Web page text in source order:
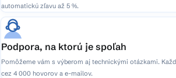
automatickú zľavu až 5 %.
Podpora, na ktorú je spoľah
Pomôžeme vám s výberom aj technickými otázkami.
cez 4 000 hovorov a e-mailov.